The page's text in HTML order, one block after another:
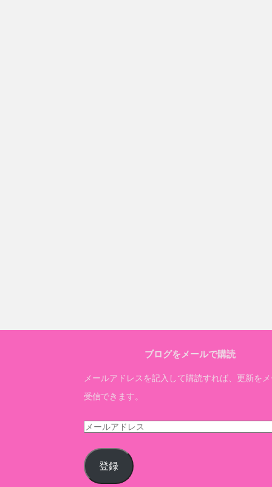
ブログをメールで購読
メールアドレスを記入して購読すれば、更新を
受信できます。
メ
ル
ア
登録